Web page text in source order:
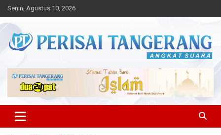
Skip
to
content
Senin, Agustus 10, 2026
Perisai Tangerang – Angkat
Suara